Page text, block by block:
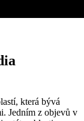
která bývá
Jedním ⁣z objevů v